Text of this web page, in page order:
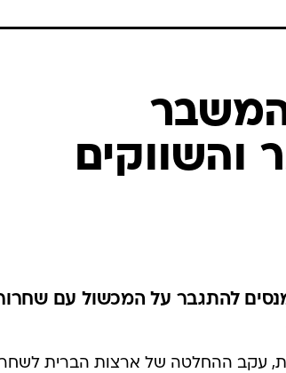
והשווקים
להתגבר על המכשול עם
עקב ההחלטה של ארצות הברית